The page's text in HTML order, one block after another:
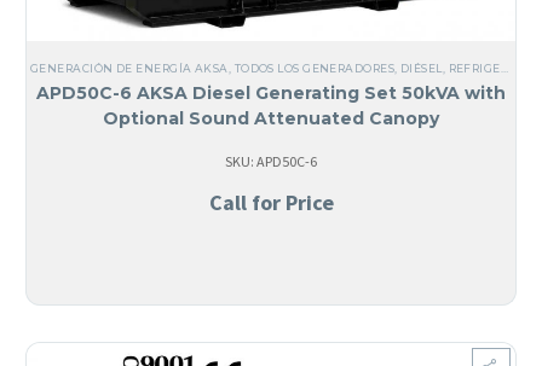
GENERACIÓN DE ENERGÍA AKSA TODOS LOS GENERADORES DIÉSEL REFRIGERADOS POR LÍQUIDO
APD50C-6 AKSA Diesel Generating Set 50kVA with
Optional Sound Attenuated Canopy
SKU: APD50C-6
Call for Price